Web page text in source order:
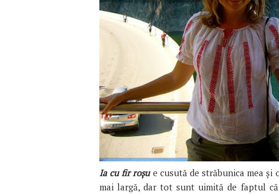
Ia cu fir roșue cusută de străbunica mea și
mai largă, dar tot sunt uimită de faptul